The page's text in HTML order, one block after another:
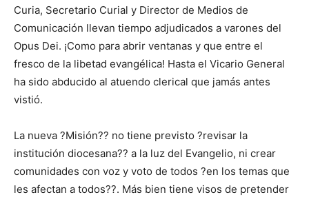
Curia, Secretario Curial y Director de Medios de
Comunicación llevan tiempo adjudicados a varones del
Opus Dei. ¡Como para abrir ventanas y que entre el
fresco de la libetad evangélica! Hasta el Vicario General
ha sido abducido al atuendo clerical que jamás antes
vistió.
La nueva ?Misión?? no tiene previsto ?revisar la
institución diocesana?? a la luz del Evangelio, ni crear
comunidades con voz y voto de todos ?en los temas que
les afectan a todos??. Más bien tiene visos de pretender